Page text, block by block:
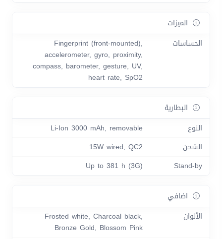
الميزات
الحساسات
Fingerprint (front-mounted),
accelerometer, gyro, proximity,
compass, barometer, gesture, UV,
heart rate, SpO2
البطارية
النوع
Li-Ion 3000 mAh, removable
الشحن
15W wired, QC2
Stand-by
Up to 381 h (3G)
اضافي
الألوان
Frosted white, Charcoal black,
Bronze Gold, Blossom Pink